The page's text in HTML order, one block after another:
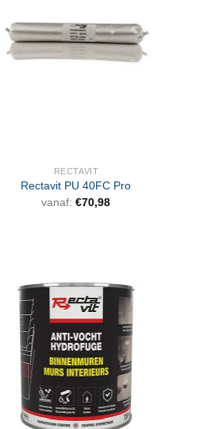
RECTAVIT
Rectavit PU 40FC Pro
vanaf:€70,98